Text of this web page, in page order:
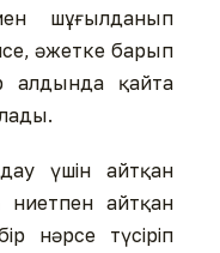
шұғылданып
әжетке барып
алдында қайта
үшін айтқан
айтқан
нәрсе түсіріп